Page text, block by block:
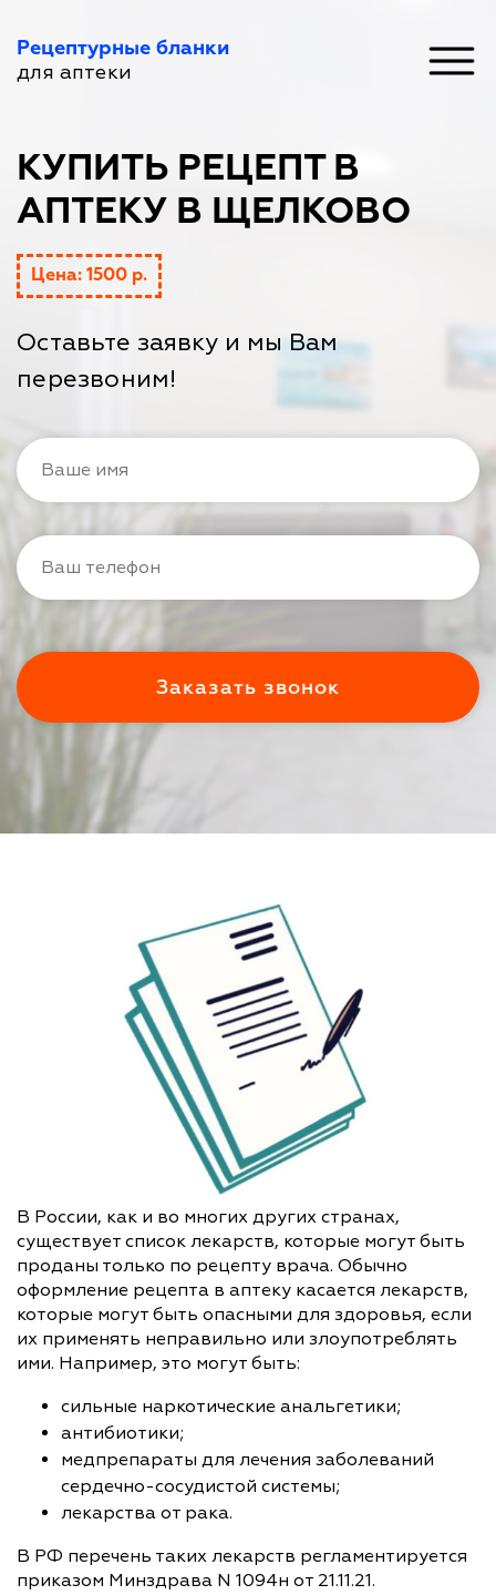
Рецептурные бланки
для аптеки
КУПИТЬ РЕЦЕПТ В
АПТЕКУ В ЩЕЛКОВО
Цена: 1500 р.
Оставьте заявку и мы Вам
перезвоним!
В России, как и во многих других странах,
существует список лекарств, которые могут быть
проданы только по рецепту врача. Обычно
оформление рецепта в аптеку касается лекарств,
которые могут быть опасными для здоровья, если
их применять неправильно или злоупотреблять
ими. Например, это могут быть:
сильные наркотические анальгетики;
антибиотики;
медпрепараты для лечения заболеваний
сердечно-сосудистой системы;
лекарства от рака.
В РФ перечень таких лекарств регламентируется
приказом Минздрава N 1094н от 21.11.21.